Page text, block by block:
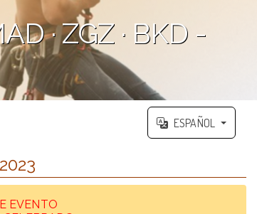
· ZGZ · BKD -
ESPAÑOL
EVENTO